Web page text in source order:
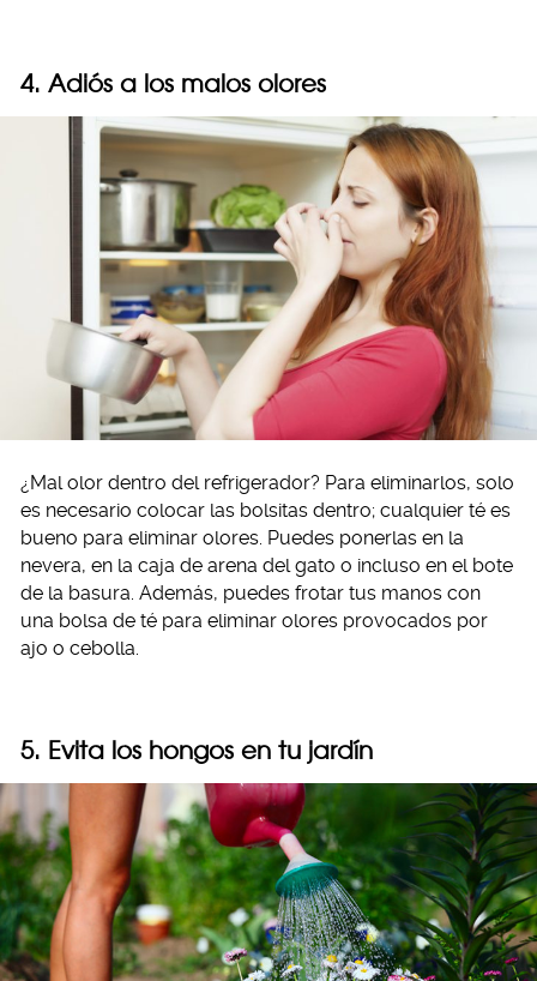
4. Adiós a los malos olores
¿Mal olor dentro del refrigerador? Para eliminarlos, solo
es necesario colocar las bolsitas dentro; cualquier té es
bueno para eliminar olores. Puedes ponerlas en la
nevera, en la caja de arena del gato o incluso en el bote
de la basura. Además, puedes frotar tus manos con
una bolsa de té para eliminar olores provocados por
ajo o cebolla.
5. Evita los hongos en tu jardín